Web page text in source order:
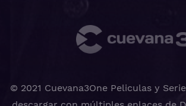
© 2021 Cuevana3One Peliculas y